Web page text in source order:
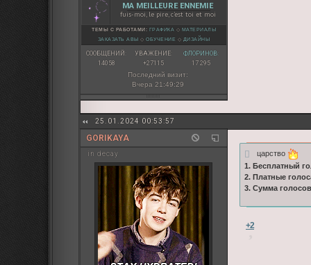
MA MEILLEURE ENNEMIE
fuis-moi, le pire, c'est toi et moi
ТЕМЫ С РАБОТАМИ: ГРАФИКА ◇ МАТЕРИАЛЫ
ЗАКАЗАТЬ АВЫ
◇ОБУЧЕНИЕ ◇ ДИЗАЙНЫ
СООБЩЕНИЙ:
14058
УВАЖЕНИЕ:
+27115
ФЛОРИНОВ:
17 295
Последний визит:
Вчера 21:49:29
25.01.2024 00:53:57
GORIKAYA
in decay
царство
1. Бесплатный
2. Платные
3. Сумма
+2